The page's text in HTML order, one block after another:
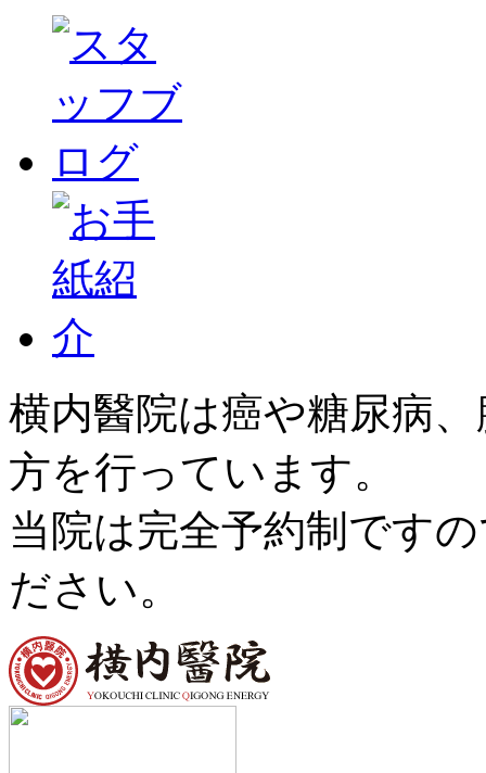
横内醫院は癌や糖尿病
方を行っています。
当院は完全予約制です
ださい。